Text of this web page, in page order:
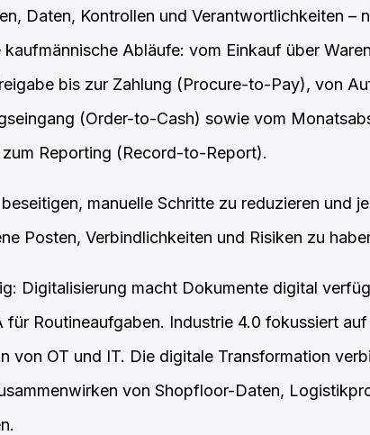
Daten, Kontrollen und Verantwortlichkeiten –
Abläufe: vom Einkauf über
bis zur Zahlung (Procure-to-Pay), von
(Order-to-Cash) sowie vom
Reporting (Record-to-Report).
manuelle Schritte zu reduzieren und
Posten, Verbindlichkeiten und Risiken zu
Digitalisierung macht Dokumente digital
Routineaufgaben. Industrie 4.0 fokussiert
von OT und IT. Die digitale Transformation
von Shopfloor-Daten,